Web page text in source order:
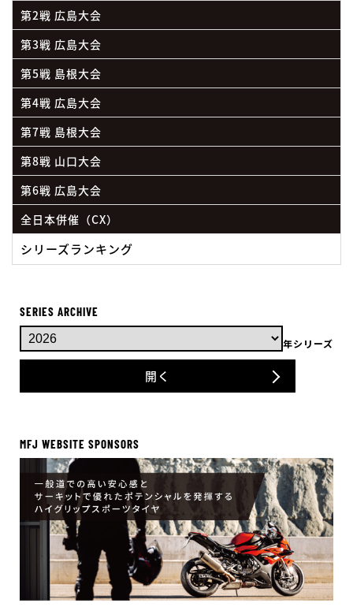
第2戦 広島大会
第3戦 広島大会
第5戦 島根大会
第4戦 広島大会
第7戦 島根大会
第8戦 山口大会
第6戦 広島大会
全日本併催（CX）
シリーズランキング
SERIES ARCHIVE
年シリーズ
開く
MFJ WEBSITE SPONSORS